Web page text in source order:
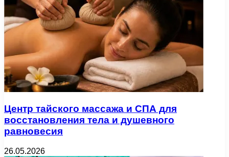
Центр тайского массажа и СПА для
восстановления тела и душевного
равновесия
26.05.2026